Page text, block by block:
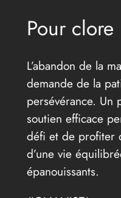
Pour clore
L’abandon de la
demande de la
persévérance. Un
soutien efficace
défi et de profiter
d’une vie
épanouissants.